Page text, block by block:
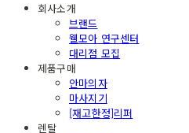
회사소개
브랜드
웰모아 연구센터
대리점 모집
제품구매
안마의자
마사지기
[재고한정]리퍼
렌탈